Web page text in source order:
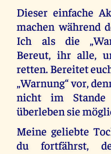
Dieser einfache
machen während
Ich als die
Bereut, ihr alle,
retten. Bereitet
„Warnung“ vor,
nicht im Stande
überleben sie
Meine geliebte
du fortfährst,